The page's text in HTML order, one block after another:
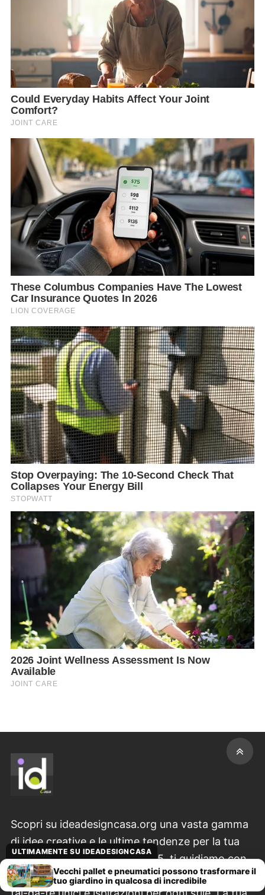
Scopri su ideadesigncasa.org una vasta gamma
di idee creative e le ultime tendenze per la tua
casa & il tuo giardino. Dal 2015, ti guidiamo con
consigli pratici su decorazioni originali, progetti
ULTIMAMENTE SU IDEADESIGNCASA
Vecchi pallet e pneumatici possono trasformare il
tuo giardino in qualcosa di incredibile